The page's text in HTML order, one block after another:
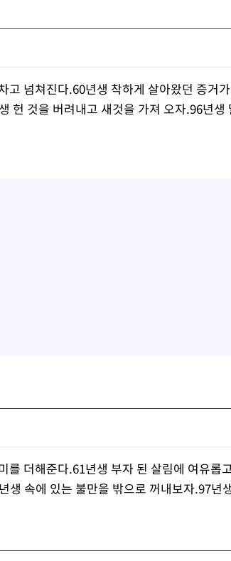
고 넘쳐진다.60년생 착하게 살아왔던 증거
헌 것을 버려내고 새것을 가져 오자.96년생
를 더해준다.61년생 부자 된 살림에 여유롭
생 속에 있는 불만을 밖으로 꺼내보자.97년